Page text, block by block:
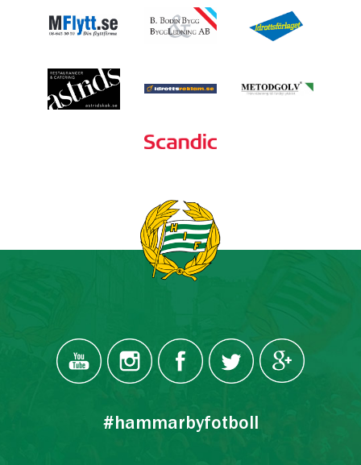
#hammarbyfotboll